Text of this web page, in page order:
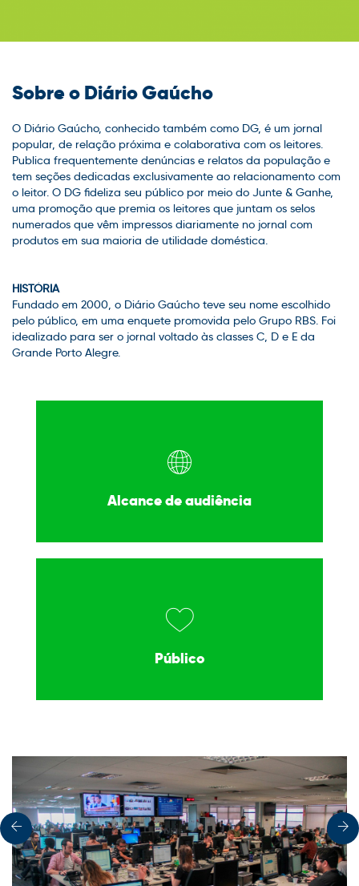
Sobre o Diário Gaúcho
O Diário Gaúcho, conhecido também como DG, é um jornal
popular, de relação próxima e colaborativa com os leitores.
Publica frequentemente denúncias e relatos da população e
tem seções dedicadas exclusivamente ao relacionamento com
o leitor. O DG fideliza seu público por meio do Junte & Ganhe,
uma promoção que premia os leitores que juntam os selos
numerados que vêm impressos diariamente no jornal com
produtos em sua maioria de utilidade doméstica.
HISTÓRIA
Fundado em 2000, o Diário Gaúcho teve seu nome escolhido
pelo público, em uma enquete promovida pelo Grupo RBS. Foi
idealizado para ser o jornal voltado às classes C, D e E da
Grande Porto Alegre.
Alcance de audiência
Público